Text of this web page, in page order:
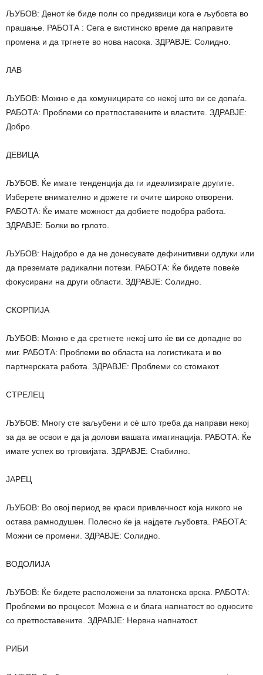
ЉУБОВ: Денот ќе биде полн со предизвици кога е љубовта во
прашање. РАБОТА : Сега е вистинско време да направите
промена и да тргнете во нова насока. ЗДРАВЈЕ: Солидно.
ЛАВ
ЉУБОВ: Можно е да комуницирате со некој што ви се допаѓа.
РАБОТА: Проблеми со претпоставените и властите. ЗДРАВЈЕ:
Добро.
ДЕВИЦА
ЉУБОВ: Ќе имате тенденција да ги идеализирате другите.
Изберете внимателно и држете ги очите широко отворени.
РАБОТА: Ќе имате можност да добиете подобра работа.
ЗДРАВЈЕ: Болки во грлото.
ЉУБОВ: Најдобро е да не донесувате дефинитивни одлуки или
да преземате радикални потези. РАБОТА: Ќе бидете повеќе
фокусирани на други области. ЗДРАВЈЕ: Солидно.
СКОРПИЈА
ЉУБОВ: Можно е да сретнете некој што ќе ви се допадне во
миг. РАБОТА: Проблеми во областа на логистиката и во
партнерската работа. ЗДРАВЈЕ: Проблеми со стомакот.
СТРЕЛЕЦ
ЉУБОВ: Многу сте заљубени и сè што треба да направи некој
за да ве освои е да ја долови вашата имагинација. РАБОТА: Ќе
имате успех во трговијата. ЗДРАВЈЕ: Стабилно.
ЈАРЕЦ
ЉУБОВ: Во овој период ве краси привлечност која никого не
остава рамнодушен. Полесно ќе ја најдете љубовта. РАБОТА:
Можни се промени. ЗДРАВЈЕ: Солидно.
ВОДОЛИЈА
ЉУБОВ: Ќе бидете расположени за платонска врска. РАБОТА:
Проблеми во процесот. Можна е и блага напнатост во односите
со претпоставените. ЗДРАВЈЕ: Нервна напнатост.
РИБИ